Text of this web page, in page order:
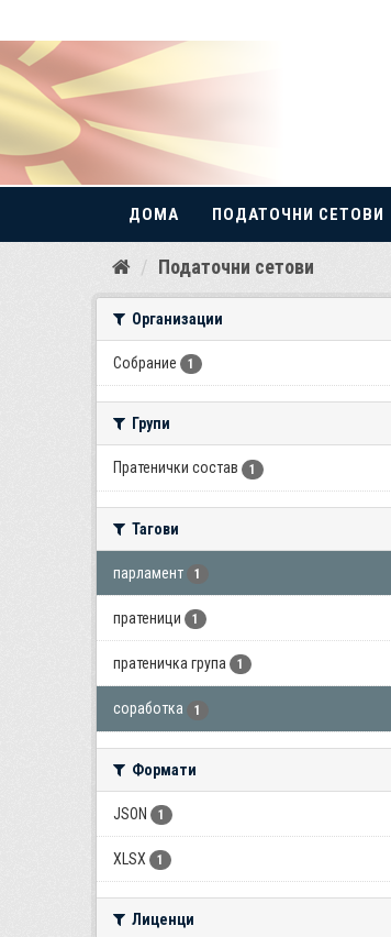
Прескокнете
ДОМА ПОДАТОЧНИ СЕТОВИ
Податочни сетови
Организации
Собрание 1
Групи
Пратенички состав 1
Тагови
парламент 1
пратеници 1
пратеничка група 1
соработка 1
Формати
JSON 1
XLSX 1
Лиценци